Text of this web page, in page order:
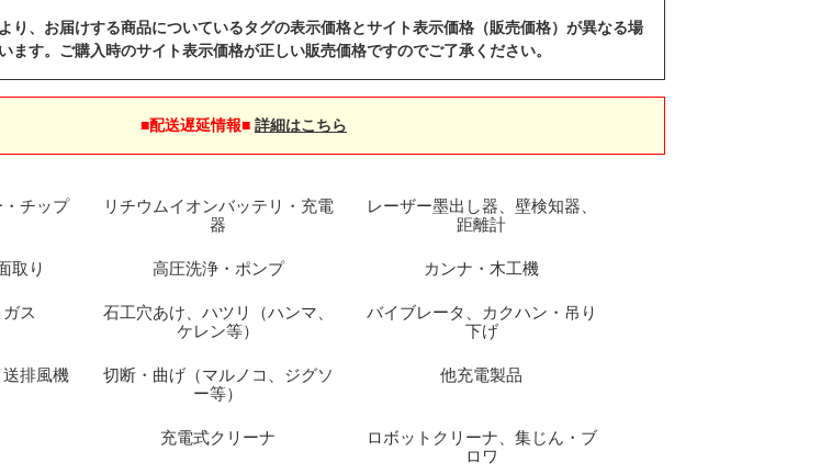
り、お届けする商品についているタグの表示価格とサイト表示価格（販売価格）が異なる場
ます。ご購入時のサイト表示価格が正しい販売価格ですのでご了承ください。
■配送遅延情報■ 詳細はこちら
チップ
リチウムイオンバッテリ・充電
器
レーザー墨出し器、壁検知器、
距離計
取り 高圧洗浄・ポンプ カンナ・木工機
ス
石工穴あけ、ハツリ（ハンマ、
ケレン等）
バイブレータ、カクハン・吊り
下げ
排風機
切断・曲げ（マルノコ、ジグソ
ー等）
他充電製品
充電式クリーナ
ロボットクリーナ、集じん・ブ
ロワ